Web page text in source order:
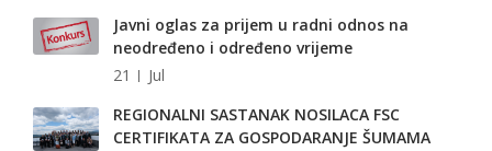
Javni oglas za prijem u radni odnos na
neodređeno i određeno vrijeme
21
Jul
REGIONALNI SASTANAK NOSILACA FSC
CERTIFIKATA ZA GOSPODARANJE ŠUMAMA